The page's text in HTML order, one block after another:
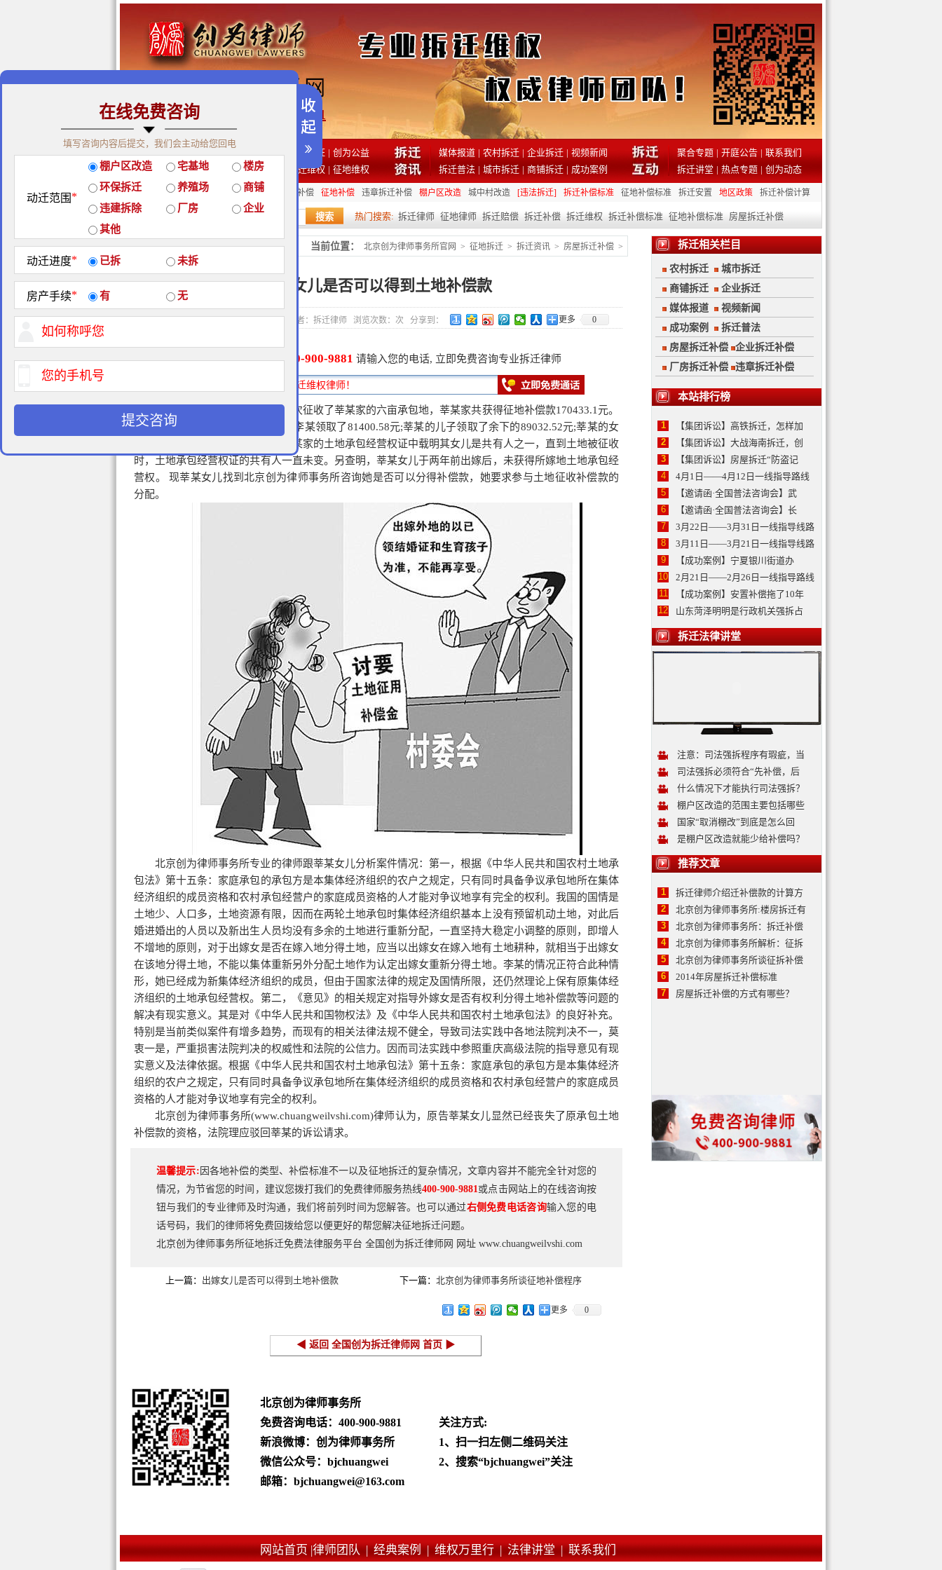
免费咨询热线：400-900-9881
客户见证 | 创为公益
经典案例 | 律师团队 拆迁维权 | 征地维权
媒体报道 | 农村拆迁 | 企业拆迁 | 视频新闻
拆迁普法 | 城市拆迁 | 商铺拆迁 | 成功案例
聚合专题 | 开庭公告 | 联系我们
拆迁讲堂 | 热点专题 | 创为动态
房屋拆迁补偿 企业拆迁补偿 厂房拆迁补偿 征地补偿 违章拆迁补偿 棚户区改造 城中村改造 [违法拆迁] 拆迁补偿标准 征地补偿标准 拆迁安置 地区政策 拆迁补偿计算
站内搜索： 热门搜索: 拆迁律师 征地律师 拆迁赔偿 拆迁补偿 拆迁维权 拆迁补偿标准 征地补偿标准 房屋拆迁补偿
房屋拆迁补偿 当前位置： 北京创为律师事务所官网 > 征地拆迁 > 拆迁资讯 > 房屋拆迁补偿 >
出嫁女儿是否可以得到土地补偿款
2015-03-26 13:53 作者：拆迁律师 浏览次数： 次 分享到： 更多 0
免费法律咨询热线:400-900-9881 请输入您的电话, 立即免费咨询专业拆迁律师
因建铁路及高速路，国家曾两次征收了莘某家的六亩承包地，莘某家共获得征地补偿款170433.1元。
该补偿款分配如下：莘某及其妻子李某领取了81400.58元;莘某的儿子领取了余下的89032.52元;莘某的女
儿两年前外嫁未领取。经查明，莘某家的土地承包经营权证中载明其女儿是共有人之一，直到土地被征收
时，土地承包经营权证的共有人一直未变。另查明，莘某女儿于两年前出嫁后，未获得所嫁地土地承包经
营权。 现莘某女儿找到北京创为律师事务所咨询她是否可以分得补偿款，她要求参与土地征收补偿款的
分配。
北京创为律师事务所专业的律师跟莘某女儿分析案件情况：第一，根据《中华人民共和国农村土地承
包法》第十五条：家庭承包的承包方是本集体经济组织的农户之规定，只有同时具备争议承包地所在集体
经济组织的成员资格和农村承包经营户的家庭成员资格的人才能对争议地享有完全的权利。我国的国情是
土地少、人口多，土地资源有限，因而在两轮土地承包时集体经济组织基本上没有预留机动土地，对此后
婚进婚出的人员以及新出生人员均没有多余的土地进行重新分配，一直坚持大稳定小调整的原则，即增人
不增地的原则，对于出嫁女是否在嫁入地分得土地，应当以出嫁女在嫁入地有土地耕种，就相当于出嫁女
在该地分得土地，不能以集体重新另外分配土地作为认定出嫁女重新分得土地。李某的情况正符合此种情
形，她已经成为新集体经济组织的成员，但由于国家法律的规定及国情所限，还仍然理论上保有原集体经
济组织的土地承包经营权。第二，《意见》的相关规定对指导外嫁女是否有权利分得土地补偿款等问题的
解决有现实意义。其是对《中华人民共和国物权法》及《中华人民共和国农村土地承包法》的良好补充。
特别是当前类似案件有增多趋势，而现有的相关法律法规不健全，导致司法实践中各地法院判决不一，莫
衷一是，严重损害法院判决的权威性和法院的公信力。因而司法实践中参照重庆高级法院的指导意见有现
实意义及法律依据。根据《中华人民共和国农村土地承包法》第十五条：家庭承包的承包方是本集体经济
组织的农户之规定，只有同时具备争议承包地所在集体经济组织的成员资格和农村承包经营户的家庭成员
资格的人才能对争议地享有完全的权利。
北京创为律师事务所(www.chuangweilvshi.com)律师认为，原告莘某女儿显然已经丧失了原承包土地
补偿款的资格，法院理应驳回莘某的诉讼请求。
温馨提示: 因各地补偿的类型、补偿标准不一以及征地拆迁的复杂情况，文章内容并不能完全针对您的
情况，为节省您的时间，建议您拨打我们的免费律师服务热线400-900-9881或点击网站上的在线咨询按
钮与我们的专业律师及时沟通，我们将前列时间为您解答。也可以通过右侧免费电话咨询输入您的电
话号码，我们的律师将免费回拨给您以便更好的帮您解决征地拆迁问题。
北京创为律师事务所征地拆迁免费法律服务平台 全国创为拆迁律师网 网址 www.chuangweilvshi.com
上一篇： 出嫁女儿是否可以得到土地补偿款 下一篇： 北京创为律师事务所谈征地补偿程序
更多 0
◀ 返回 全国创为拆迁律师网 首页 ▶
北京创为律师事务所
免费咨询电话： 400-900-9881
新浪微博：创为律师事务所
微信公众号：bjchuangwei
邮箱：bjchuangwei@163.com
关注方式:
1、扫一扫左侧二维码关注
2、搜索“bjchuangwei”关注
拆迁相关栏目
农村拆迁
城市拆迁
商铺拆迁
企业拆迁
媒体报道
视频新闻
成功案例
拆迁普法
房屋拆迁补偿
企业拆迁补偿
厂房拆迁补偿
违章拆迁补偿
本站排行榜
1
【集团诉讼】高铁拆迁，怎样加
2
【集团诉讼】大战海南拆迁，创
3
【集团诉讼】房屋拆迁“防盗记
4
4月1日——4月12日一线指导路线
5
【邀请函·全国普法咨询会】武
6
【邀请函·全国普法咨询会】长
7
3月22日——3月31日一线指导线路
8
3月11日——3月21日一线指导线路
9
【成功案例】宁夏银川街道办
10
2月21日——2月26日一线指导路线
11
【成功案例】安置补偿拖了10年
12
山东菏泽明明是行政机关强拆占
拆迁法律讲堂
注意：司法强拆程序有瑕疵，当
司法强拆必须符合“先补偿，后
什么情况下才能执行司法强拆？
棚户区改造的范围主要包括哪些
国家“取消棚改”到底是怎么回
是棚户区改造就能少给补偿吗？
推荐文章
1
拆迁律师介绍迁补偿款的计算方
2
北京创为律师事务所:楼房拆迁有
3
北京创为律师事务所：拆迁补偿
4
北京创为律师事务所解析：征拆
5
北京创为律师事务所谈征拆补偿
6
2014年房屋拆迁补偿标准
7
房屋拆迁补偿的方式有哪些？
网站首页 |律师团队 |经典案例 |维权万里行 |法律讲堂 |联系我们
在线免费咨询
填写咨询内容后提交，我们会主动给您回电
动迁范围 *
棚户区改造 宅基地
楼房
环保拆迁
养殖场
商铺
违建拆除
厂房
企业
其他
动迁进度* 已拆 未拆
房产手续* 有 无
提交咨询